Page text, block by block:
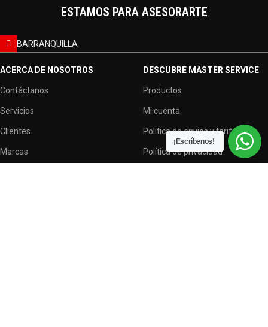
ESTAMOS PARA ASESORARTE
BARRANQUILLA
ACERCA DE NOSOTROS
Contáctanos
Servicios
Clientes
Marcas
DESCUBRE MASTER SERVICE
Productos
Mi cuenta
Política de envios y tarifas
Política de privacidad
¡Escríbenos!